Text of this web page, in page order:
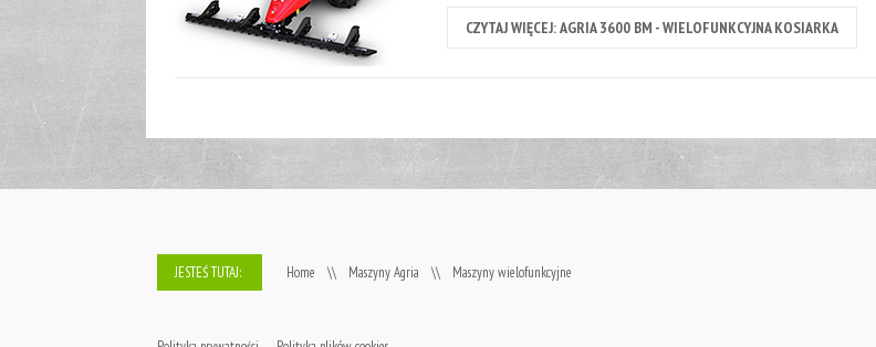
CZYTAJ WIĘCEJ: AGRIA 3600 BM - WIELOFUNKCYJNA KOSIARKA
JESTEŚ TUTAJ: Home \\ Maszyny Agria \\ Maszyny wielofunkcyjne